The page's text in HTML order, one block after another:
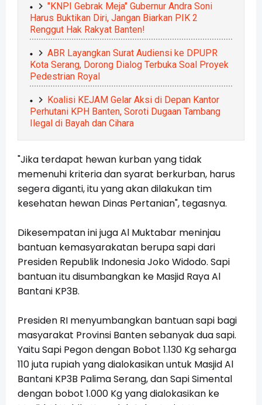
"KNPI Gebrak Meja" Gubernur Andra Soni
Harus Buktikan Diri, Jangan Biarkan PIK 2
Renggut Hak Rakyat Banten!
ABR Layangkan Surat Audiensi ke DPUPR
Kota Serang, Dorong Dialog Terbuka Soal Proyek
Pedestrian Royal
Koalisi KEJAM Gelar Aksi di Depan Kantor
Perhutani KPH Banten, Soroti Dugaan Tambang
Ilegal di Bayah dan Cihara
"Jika terdapat hewan kurban yang tidak
memenuhi kriteria dan syarat berkurban, harus
segera diganti, itu yang akan dilakukan tim
kesehatan hewan Dinas Pertanian", tegasnya.
Dikesempatan ini juga Al Muktabar meninjau
bantuan kemasyarakatan berupa sapi dari
Presiden Republik Indonesia Joko Widodo. Sapi
bantuan itu disumbangkan ke Masjid Raya Al
Bantani KP3B.
Presiden RI menyumbangkan bantuan sapi bagi
masyarakat Provinsi Banten sebanyak dua sapi.
Yaitu Sapi Pegon dengan Bobot 1.130 Kg seharga
110 juta rupiah yang dialokasikan untuk Masjid Al
Bantani KP3B Palima Serang, dan Sapi Simental
dengan bobot 1.000 Kg yang dialokasikan ke